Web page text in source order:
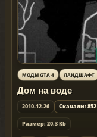
МОДЫ GTA 4 ЛАНДШАФТ
Дом на воде
2010-12-26 Скачали: 852
Размер: 20.3 Kb